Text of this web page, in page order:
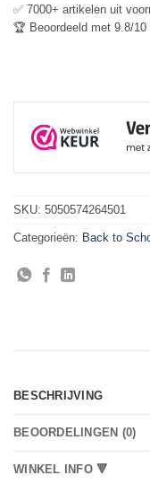
✅ 7000+ artikelen uit
🏆 Beoordeeld met 9.8/10
SKU: 5050574264501
Categorieën: Back to
BESCHRIJVING
BEOORDELINGEN (0)
WINKEL INFO 🔻